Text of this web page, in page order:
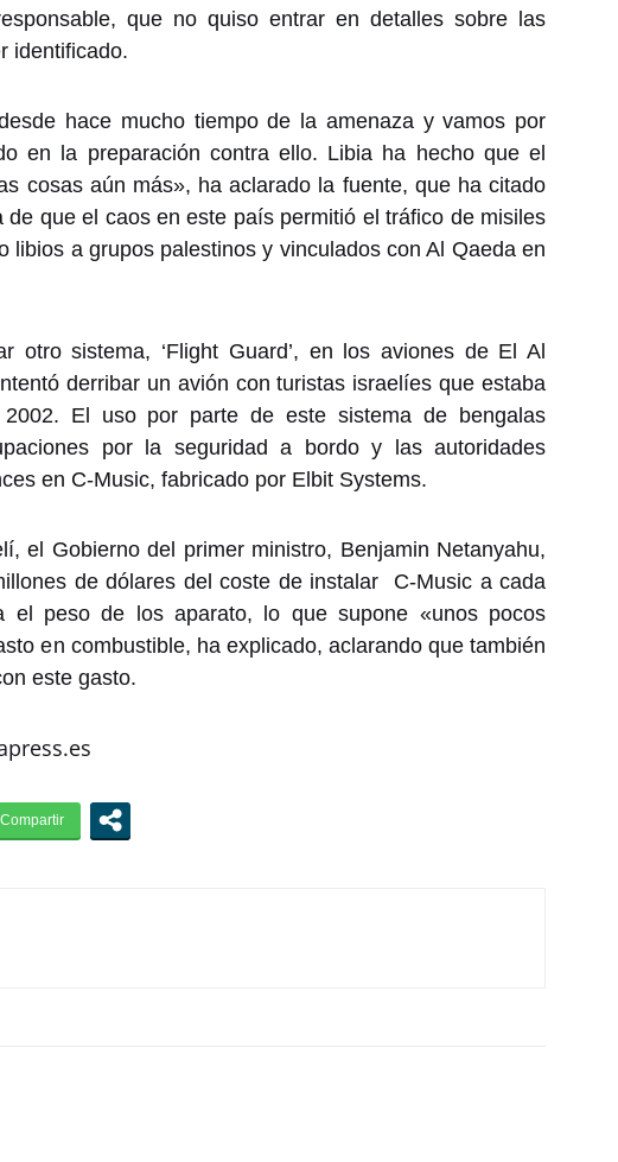
que no quiso entrar en detalles sobre las
identificado.
hace mucho tiempo de la amenaza y vamos por
en la preparación contra ello. Libia ha hecho que el
cosas aún más», ha aclarado la fuente, que ha citado
de que el caos en este país permitió el tráfico de misiles
libios a grupos palestinos y vinculados con Al Qaeda en
otro sistema, ‘Flight Guard’, en los aviones de El Al
derribar un avión con turistas israelíes que estaba
El uso por parte de este sistema de bengalas
por la seguridad a bordo y las autoridades
en C-Music, fabricado por Elbit Systems.
el Gobierno del primer ministro, Benjamin Netanyahu,
de dólares del coste de instalar C-Music a cada
el peso de los aparato, lo que supone «unos pocos
en combustible, ha explicado, aclarando que también
este gasto.